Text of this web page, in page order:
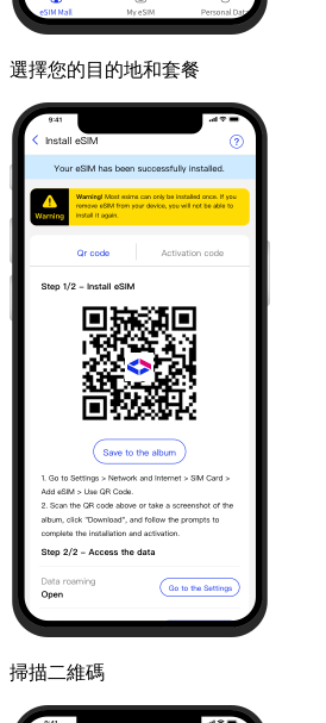
選擇您的目的地和套餐
掃描二維碼